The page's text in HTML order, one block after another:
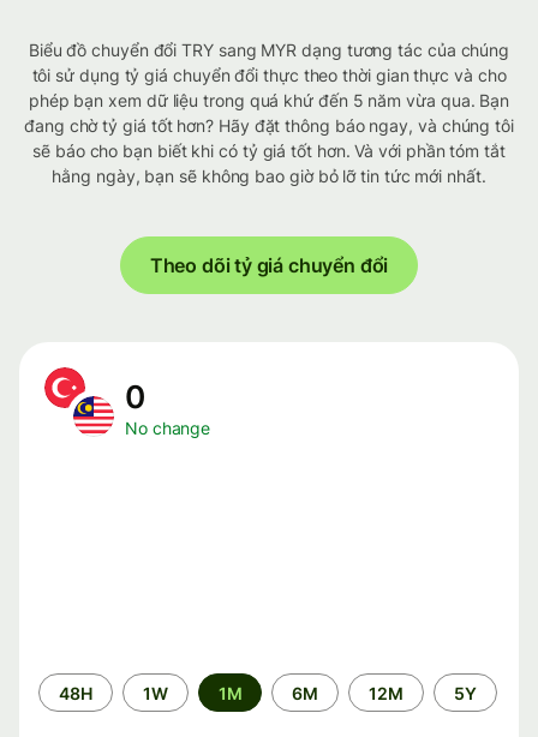
Biểu đồ chuyển đổi TRY sang MYR dạng tương tác của chúng
tôi sử dụng tỷ giá chuyển đổi thực theo thời gian thực và cho
phép bạn xem dữ liệu trong quá khứ đến 5 năm vừa qua. Bạn
đang chờ tỷ giá tốt hơn? Hãy đặt thông báo ngay, và chúng tôi
sẽ báo cho bạn biết khi có tỷ giá tốt hơn. Và với phần tóm tắt
hằng ngày, bạn sẽ không bao giờ bỏ lỡ tin tức mới nhất.
Theo dõi tỷ giá chuyển đổi
0
No change
Time
period
48H 1W 1M 6M 12M 5Y